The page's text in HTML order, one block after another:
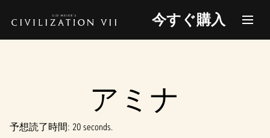
今すぐ購入
アミナ
予想読了時間 20 seconds